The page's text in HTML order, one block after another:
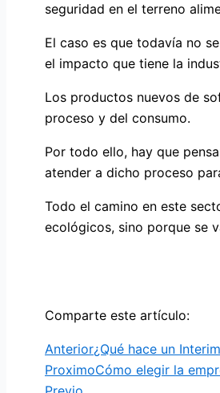
seguridad en el terreno
El caso es que todavía no
el impacto que tiene la
Los productos nuevos de
proceso y del consumo.
Por todo ello, hay que
atender a dicho proceso
Todo el camino en este
ecológicos, sino porque se
Comparte este artículo:
Anterior¿Qué hace un
ProximoCómo elegir la